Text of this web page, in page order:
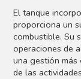
El tanque
proporciona un
combustible. Su
operaciones de
una gestión
de las